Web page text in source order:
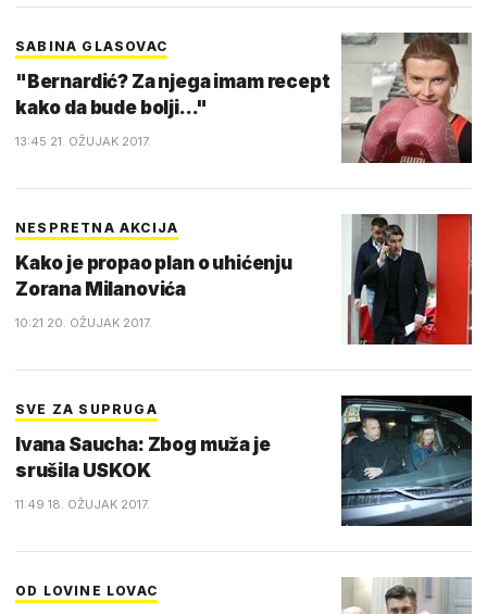
SABINA GLASOVAC
"Bernardić? Za njega imam recept
kako da bude bolji..."
13:45 21. OŽUJAK 2017.
NESPRETNA AKCIJA
Kako je propao plan o uhićenju
Zorana Milanovića
10:21 20. OŽUJAK 2017.
SVE ZA SUPRUGA
Ivana Saucha: Zbog muža je
srušila USKOK
11:49 18. OŽUJAK 2017.
OD LOVINE LOVAC